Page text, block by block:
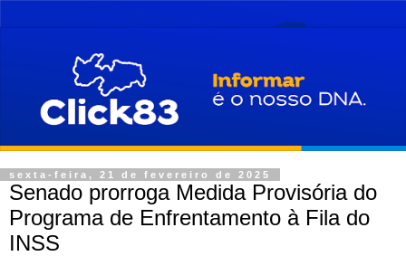
sexta-feira, 21 de fevereiro de 2025
Senado prorroga Medida Provisória do
Programa de Enfrentamento à Fila do
INSS